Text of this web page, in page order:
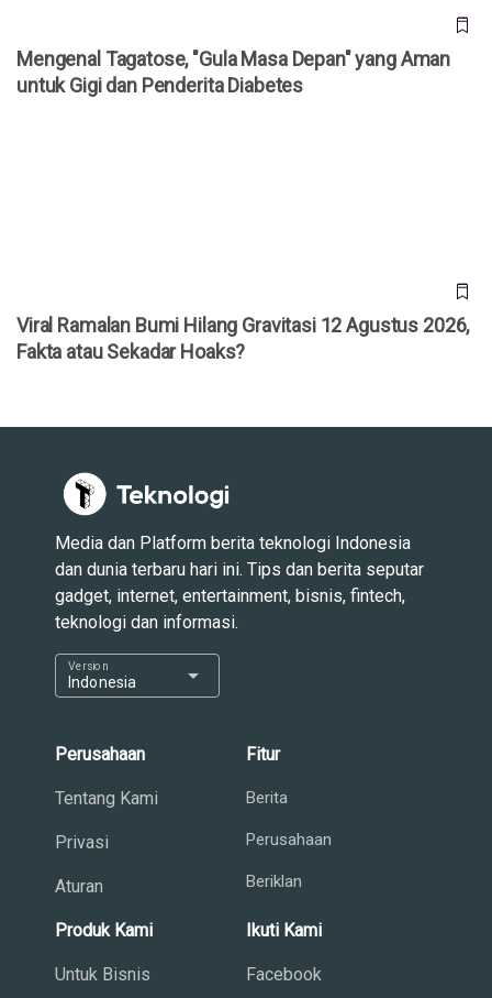
Mengenal Tagatose, "Gula Masa Depan" yang Aman
untuk Gigi dan Penderita Diabetes
Viral Ramalan Bumi Hilang Gravitasi 12 Agustus 2026,
Fakta atau Sekadar Hoaks?
Media dan Platform berita teknologi Indonesia
dan dunia terbaru hari ini. Tips dan berita seputar
gadget, internet, entertainment, bisnis, fintech,
teknologi dan informasi.
Indonesia
Version arrow_drop_down
Perusahaan
Tentang Kami
Privasi
Aturan
Fitur
Berita
Perusahaan
Beriklan
Produk Kami
Untuk Bisnis
Ikuti Kami
Facebook